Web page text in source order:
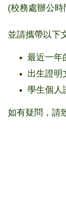
(校務處辦公
並請攜帶以下
最近一年
出生證明
學生個人
如有疑問，請